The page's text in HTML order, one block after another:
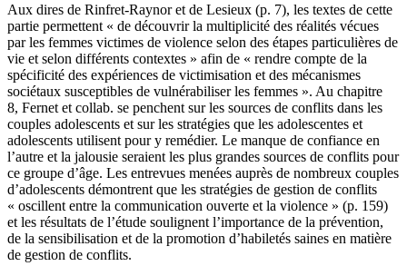
Aux dires de Rinfret-Raynor et de Lesieux (p. 7), les textes de cette
partie permettent « de découvrir la multiplicité des réalités vécues
par les femmes victimes de violence selon des étapes particulières de
vie et selon différents contextes » afin de « rendre compte de la
spécificité des expériences de victimisation et des mécanismes
sociétaux susceptibles de vulnérabiliser les femmes ». Au chapitre
8, Fernet et collab. se penchent sur les sources de conflits dans les
couples adolescents et sur les stratégies que les adolescentes et
adolescents utilisent pour y remédier. Le manque de confiance en
l’autre et la jalousie seraient les plus grandes sources de conflits pour
ce groupe d’âge. Les entrevues menées auprès de nombreux couples
d’adolescents démontrent que les stratégies de gestion de conflits
« oscillent entre la communication ouverte et la violence » (p. 159)
et les résultats de l’étude soulignent l’importance de la prévention,
de la sensibilisation et de la promotion d’habiletés saines en matière
de gestion de conflits.